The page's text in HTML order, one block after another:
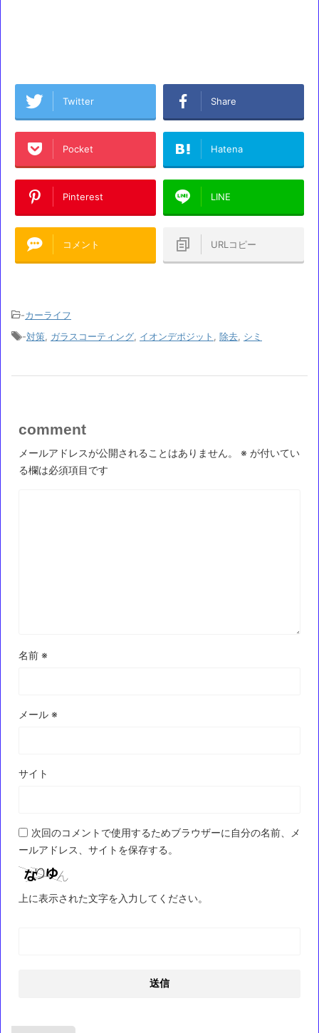
Twitter Share
Pocket Hatena
Pinterest LINE
コメント URLコピー
-カーライフ
-対策 ガラスコーティング イオンデポジット 除去 シミ
comment
メールアドレスが公開されることはありません。 ※ が付いてい
る欄は必須項目です
名前 ※
メール ※
サイト
次回のコメントで使用するためブラウザーに自分の名前、メ
ールアドレス、サイトを保存する。
上に表示された文字を入力してください。